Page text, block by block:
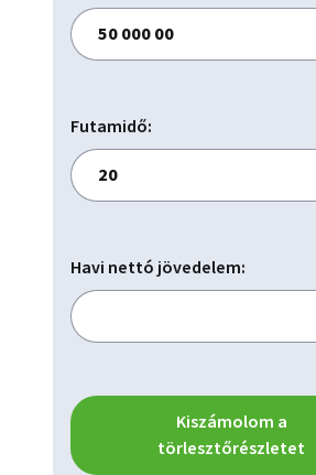
Futamidő:
Havi nettó jövedelem:
Kiszámolom a
törlesztőrészletet